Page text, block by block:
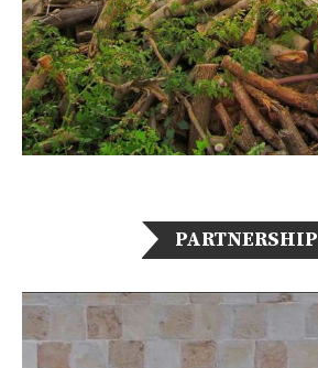
PARTNERSHIP